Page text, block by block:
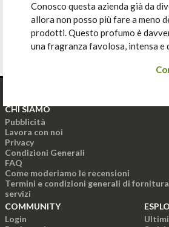
Conosco questa azienda già da
allora non posso più fare a meno
prodotti. Questo profumo è
una fragranza favolosa, intensa e
CHI SIAMO
Pubblicità
Lavora con noi
Privacy
Condizioni Generali
FAQ
Come moderiamo le recensioni
Termini e condizioni generali di
servizi
COMMUNITY
Login